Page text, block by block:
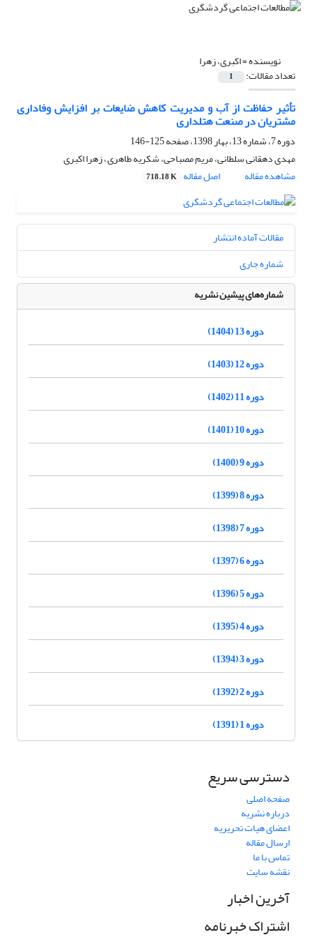
نویسنده =اکبری، زهرا
تعداد مقالات: 1
تأثیر حفاظت از آب و مدیریت کاهش ضایعات بر افزایش وفاداری
مشتریان در صنعت هتلداری
دوره 7، شماره 13، بهار 1398، صفحه
125-146
مهدی دهقانی سلطانی، مریم مصباحی، شکریه طاهری,، زهرا اکبری
مشاهده مقاله
اصل مقاله 718.18 K
مقالات آماده انتشار
شماره جاری
شماره‌های پیشین نشریه
دوره 13 (1404)
دوره 12 (1403)
دوره 11 (1402)
دوره 10 (1401)
دوره 9 (1400)
دوره 8 (1399)
دوره 7 (1398)
دوره 6 (1397)
دوره 5 (1396)
دوره 4 (1395)
دوره 3 (1394)
دوره 2 (1392)
دوره 1 (1391)
دسترسی سریع
صفحه اصلی
درباره نشریه
اعضای هیات تحریریه
ارسال مقاله
تماس با ما
نقشه سایت
آخرین اخبار
اشتراک خبرنامه